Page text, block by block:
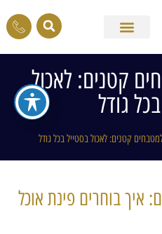
קטנים: לאכול
גודל
קטנים: לאכול בסטייל בכל גודל
איך בוחרים פינת אוכל